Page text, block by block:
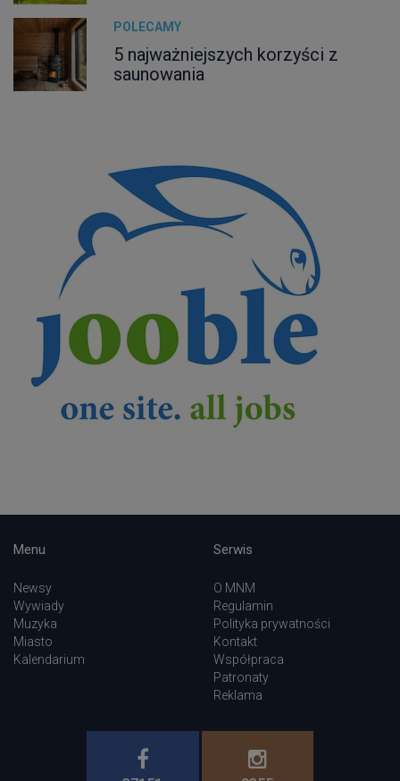
POLECAMY
5 najważniejszych korzyści z
saunowania
Menu
Newsy
Wywiady
Muzyka
Miasto
Kalendarium
Serwis
O MNM
Regulamin
Polityka prywatności
Kontakt
Współpraca
Patronaty
Reklama